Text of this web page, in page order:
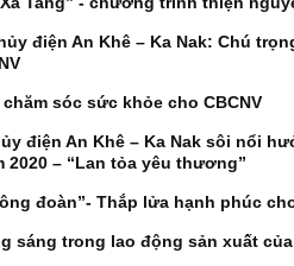
điện An Khê – Ka Nak: Chú
chăm sóc sức khỏe cho CBCNV
điện An Khê – Ka Nak sôi nổi
2020 – “Lan tỏa yêu thương”
đoàn”- Thắp lửa hạnh phúc
sáng trong lao động sản xuất